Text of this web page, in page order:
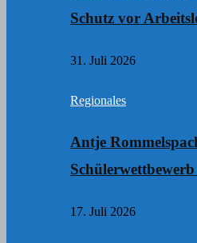
Schutz vor
31. Juli 2026
Regionales
Antje
17. Juli 2026